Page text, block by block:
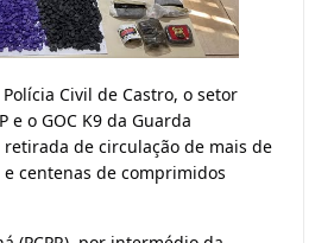
Civil de Castro, o setor
e o GOC K9 da Guarda
de circulação de mais de
centenas de comprimidos